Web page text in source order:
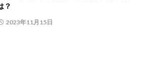
？
2023年11月15日